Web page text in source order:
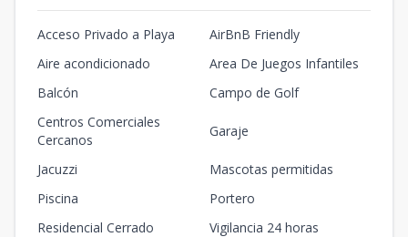
Acceso Privado a Playa
AirBnB Friendly
Aire acondicionado
Area De Juegos Infantiles
Balcón
Campo de Golf
Centros Comerciales
Cercanos
Garaje
Jacuzzi
Mascotas permitidas
Piscina
Portero
Residencial Cerrado
Vigilancia 24 horas